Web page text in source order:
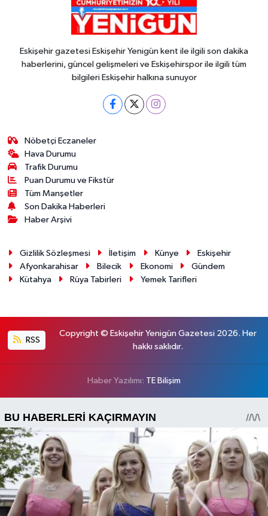
Eskişehir gazetesi Eskişehir Yenigün kent ile ilgili son dakika
haberlerini, güncel gelişmeleri ve Eskişehirspor ile ilgili tüm
bilgileri Eskişehir halkına sunuyor
Nöbetçi Eczaneler
Hava Durumu
Trafik Durumu
Puan Durumu ve Fikstür
Tüm Manşetler
Son Dakika Haberleri
Haber Arşivi
Gizlilik Sözleşmesi İletişim Künye
Eskişehir
Afyonkarahisar
Bilecik Ekonomi
Gündem
Kütahya
Rüya Tabirleri Yemek Tarifleri
RSS
Copyright © Eskişehir Yenigün Gazetesi 2026. Her
hakkı saklıdır.
Haber Yazılımı: TE Bilişim